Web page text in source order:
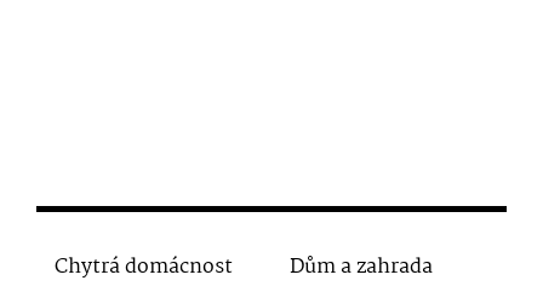
Chytrá domácnost
Dům a zahrada